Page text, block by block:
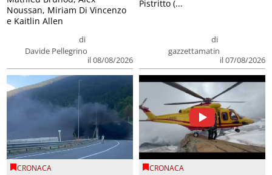
di
Davide Pellegrino
il 08/08/2026
Noussan, Miriam Di Vincenzo
e Kaitlin Allen
di
gazzettamatin
il 07/08/2026
Pistritto (...
CRONACA CRONACA